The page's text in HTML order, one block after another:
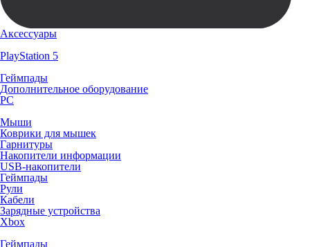
Аксессуары
PlayStation 5
Геймпады
Дополнительное оборудование
PC
Мыши
Коврики для мышек
Гарнитуры
Накопители информации
USB-накопители
Геймпады
Рули
Кабели
Зарядные устройства
Xbox
Геймпады